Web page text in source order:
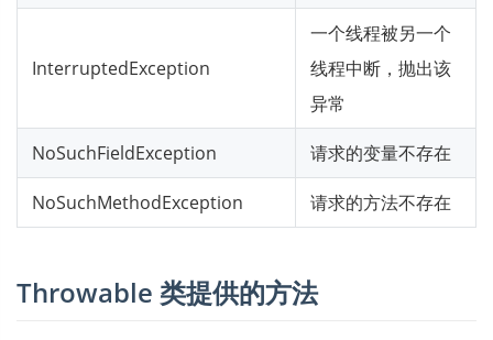
InterruptedException
一个线程被另一个
线程中断，抛出该
异常
NoSuchFieldException 请求的变量不存在
NoSuchMethodException 请求的方法不存在
Throwable 类提供的方法